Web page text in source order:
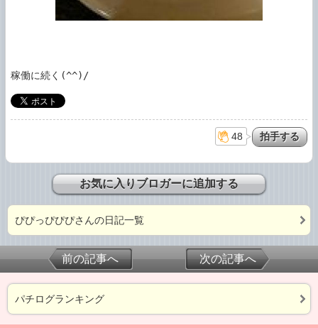
48
お気に入りブロガーに追加する
ぴぴっぴぴぴさんの日記一覧
前の記事へ 次の記事へ
パチログランキング